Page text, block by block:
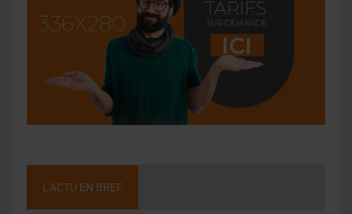
L'ACTU EN BREF